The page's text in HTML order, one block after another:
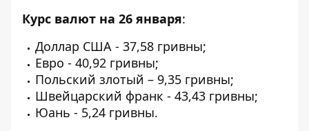
Курс валют на 26 января:
Доллар США - 37,58 гривны;
Евро - 40,92 гривны;
Польский злотый – 9,35 гривны;
Швейцарский франк - 43,43 гривны;
Юань - 5,24 гривны.